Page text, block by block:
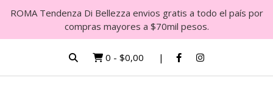
ROMA Tendenza Di Bellezza envios gratis a todo el país por
compras mayores a $70mil pesos.
0 - $0,00